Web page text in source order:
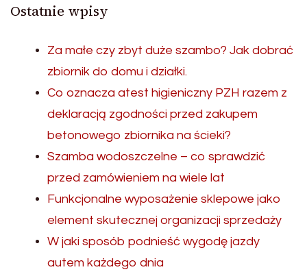
Ostatnie wpisy
Za małe czy zbyt duże szambo? Jak dobrać
zbiornik do domu i działki.
Co oznacza atest higieniczny PZH razem z
deklaracją zgodności przed zakupem
betonowego zbiornika na ścieki?
Szamba wodoszczelne – co sprawdzić
przed zamówieniem na wiele lat
Funkcjonalne wyposażenie sklepowe jako
element skutecznej organizacji sprzedaży
W jaki sposób podnieść wygodę jazdy
autem każdego dnia